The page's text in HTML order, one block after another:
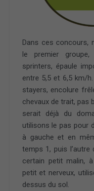
Dans ces concours,
le premier groupe,
sprinters, épaule
entre 5,5 et 6,5 km/
stayers, encolure
chevaux de trait, pas
serait déjà du
utilisons le pas pour
à gauche et en
temps 1, puis
certain petit malin,
petit et nerveux,
dessus du sol.